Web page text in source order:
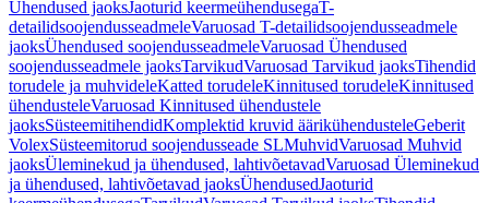
Ühendused jaoksJaoturid keermeühendusegaT-
detailidsoojendusseadmeleVaruosad T-detailidsoojendusseadmele
jaoksÜhendused soojendusseadmeleVaruosad Ühendused
soojendusseadmele jaoksTarvikudVaruosad Tarvikud jaoksTihendid
torudele ja muhvideleKatted torudeleKinnitused torudeleKinnitused
ühendusteleVaruosad Kinnitused ühendustele
jaoksSüsteemitihendidKomplektid kruvid äärikühendusteleGeberit
VolexSüsteemitorud soojendusseade SLMuhvidVaruosad Muhvid
jaoksÜleminekud ja ühendused, lahtivõetavadVaruosad Üleminekud
ja ühendused, lahtivõetavad jaoksÜhendusedJaoturid